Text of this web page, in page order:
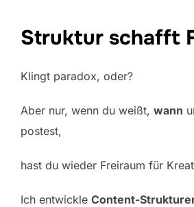
Struktur schafft
Klingt paradox, oder?
Aber nur, wenn du weißt, wann
postest,
hast du wieder Freiraum für
Ich entwickle Content-